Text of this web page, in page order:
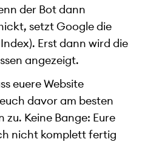
der Bot dann
setzt Google die
Erst dann wird die
angezeigt.
euere Website
davor am besten
Keine Bange: Eure
nicht komplett fertig